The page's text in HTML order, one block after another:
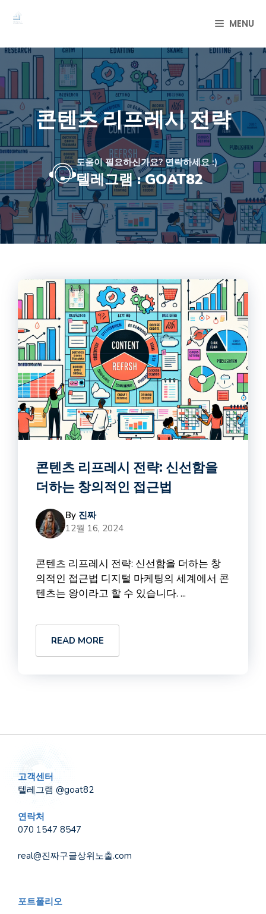
로
건
너
뛰
기
MENU
콘텐츠 리프레시 전략
도움이 필요하신가요? 연락하세요 :)
텔레그램 : GOAT82
콘텐츠 리프레시 전략: 신선함을
더하는 창의적인 접근법
By 진짜
12월 16, 2024
콘텐츠 리프레시 전략: 신선함을 더하는 창
의적인 접근법 디지털 마케팅의 세계에서 콘
텐츠는 왕이라고 할 수 있습니다. ...
READ MORE
고객센터
텔레그램 @goat82
연락처
070 1547 8547
real@진짜구글상위노출.com
포트폴리오